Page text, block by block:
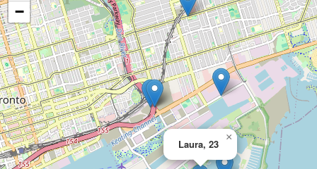
Laura, 23
×
−